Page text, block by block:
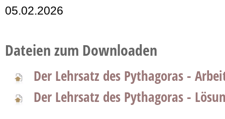
05.02.2026
Dateien zum Downloaden
Der Lehrsatz des Pythagoras -
Der Lehrsatz des Pythagoras -